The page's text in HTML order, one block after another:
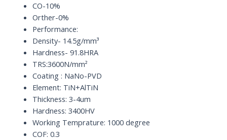
CO-10%
Orther-0%
Performance:
Density- 14.5g/mm³
Hardness- 91.8HRA
TRS:3600N/mm²
Coating : NaNo-PVD
Element: TiN+AlTiN
Thickness: 3-4um
Hardness: 3400HV
Working Temprature: 1000 degree
COF: 0.3